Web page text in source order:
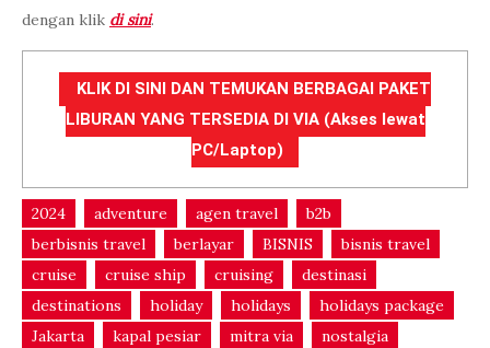
dengan klik di sini.
KLIK DI SINI DAN TEMUKAN BERBAGAI PAKET
LIBURAN YANG TERSEDIA DI VIA (Akses lewat
PC/Laptop)
2024 adventure agen travel
b2b
berbisnis travel
berlayar BISNIS
bisnis travel
cruise
cruise ship cruising
destinasi
destinations
holiday holidays
holidays package
Jakarta
kapal pesiar mitra via
nostalgia